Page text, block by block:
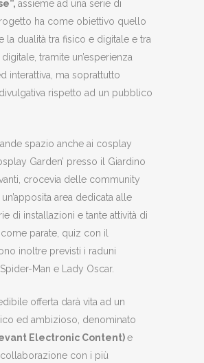
assieme ad una serie di
ha come obiettivo quello
la dualità tra fisico e digitale e tra
tramite un’esperienza
interattiva, ma soprattutto
rispetto ad un pubblico
spazio anche ai cosplay
Garden’ presso il Giardino
crocevia delle community
area dedicata alle
di installazioni e tante attività di
parate, quiz con il
inoltre previsti i raduni
Man e Lady Oscar.
offerta darà vita ad un
ed ambizioso, denominato
Electronic Content)e
con i più